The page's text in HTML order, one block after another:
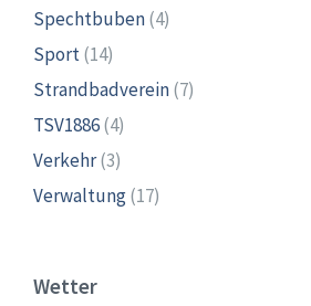
Spechtbuben(4)
Sport(14)
Strandbadverein(7)
TSV1886(4)
Verkehr(3)
Verwaltung(17)
Wetter